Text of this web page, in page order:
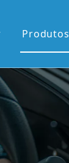
Produtos
Tela